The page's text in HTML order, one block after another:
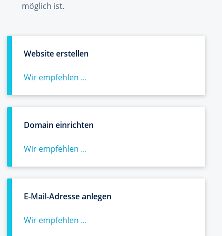
möglich ist.
Website erstellen
Wir empfehlen ...
Domain einrichten
Wir empfehlen ...
E-Mail-Adresse anlegen
Wir empfehlen ...